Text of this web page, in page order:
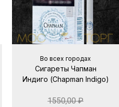
Во всех городах
Сигареты Чапман
Индиго (Chapman Indigo)
1550,00₽